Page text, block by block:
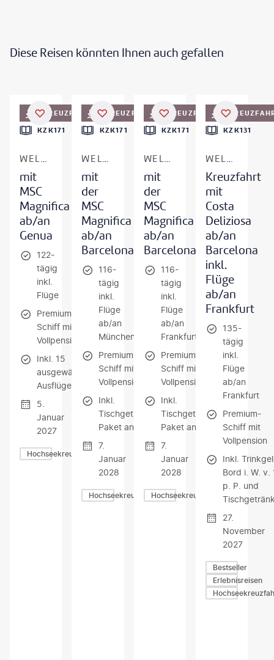
Diese Reisen könnten Ihnen auch gefallen
DEAL KREUZFAHRT
KZK171
WELTKREUZFAHRT
mit
MSC
Magnifica
ab/an
Genua
122-
tägig
inkl.
Flüge
Premium-
Schiff mit
Vollpension
Inkl. 15
ausgewählten
Ausflügen
5.
Januar
2027
Hochseekreuzfahrten
KREUZFAHRT
KZK171
WELTKREUZFAHRT
mit
der
MSC
Magnifica
ab/an
Barcelona
116-
tägig
inkl.
Flüge
ab/an
München
Premium-
Schiff mit
Vollpension
Inkl.
Tischgetränke-
Paket an Bord
7.
Januar
2028
Hochseekreuzfahrten
KREUZFAHRT
KZK171
WELTKREUZFAHRT
mit
der
MSC
Magnifica
ab/an
Barcelona
116-
tägig
inkl.
Flüge
ab/an
Frankfurt
Premium-
Schiff mit
Vollpension
Inkl.
Tischgetränke-
Paket an Bord
7.
Januar
2028
Hochseekreuzfahrten
KZK131
WELTKREUZFAHRT
Kreuzfahrt
mit
Costa
Deliziosa
ab/an
Barcelona
inkl.
Flüge
ab/an
Frankfurt
135-
tägig
inkl.
Flüge
ab/an
Frankfurt
Premium-
Schiff mit
Vollpension
Inkl.
Bord i. W. v.
p. P. und
27.
November
2027
Bestseller
Erlebnisreisen